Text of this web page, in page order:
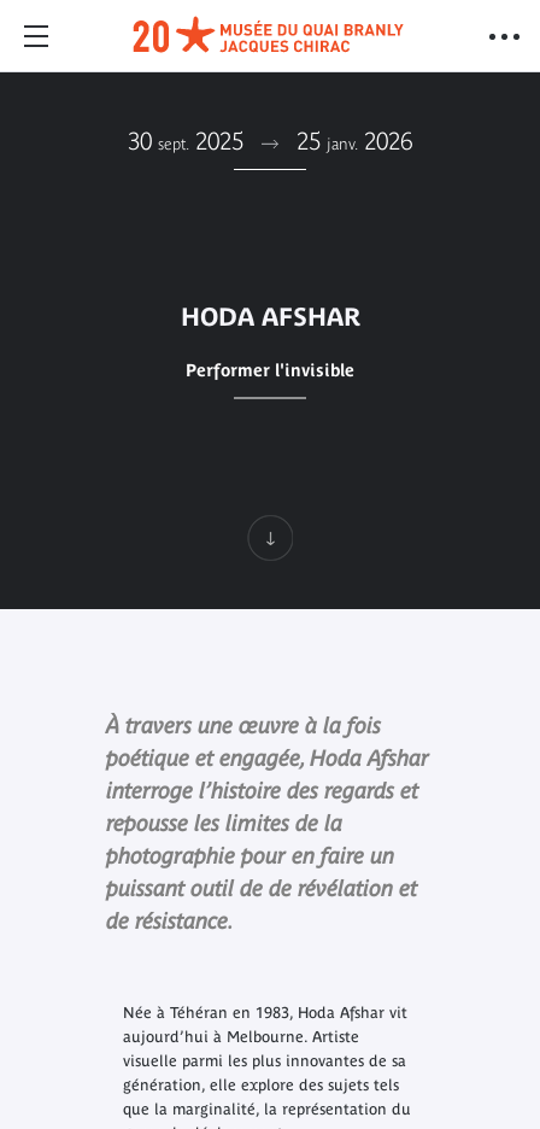
30 sept. 2025 25 janv. 2026
HODA AFSHAR
Performer l'invisible
À travers une œuvre à la fois
poétique et engagée, Hoda Afshar
interroge l’histoire des regards et
repousse les limites de la
photographie pour en faire un
puissant outil de de révélation et
de résistance.
Née à Téhéran en 1983, Hoda Afshar vit
aujourd’hui à Melbourne. Artiste
visuelle parmi les plus innovantes de sa
génération, elle explore des sujets tels
que la marginalité, la représentation du